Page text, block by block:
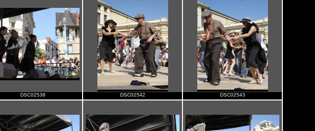
DSC02538 DSC02542 DSC02543